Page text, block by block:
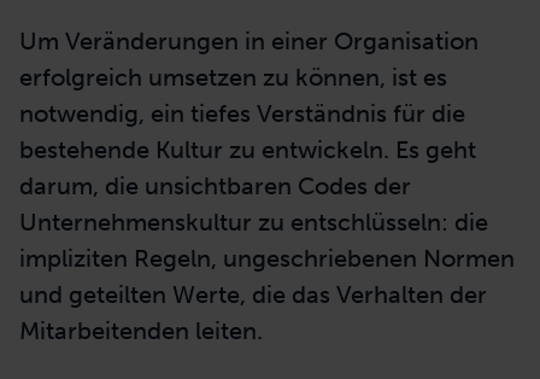
Um Veränderungen in einer Organisation
erfolgreich umsetzen zu können, ist es
notwendig, ein tiefes Verständnis für die
bestehende Kultur zu entwickeln. Es geht
darum, die unsichtbaren Codes der
Unternehmenskultur zu entschlüsseln: die
impliziten Regeln, ungeschriebenen Normen
und geteilten Werte, die das Verhalten der
Mitarbeitenden leiten.